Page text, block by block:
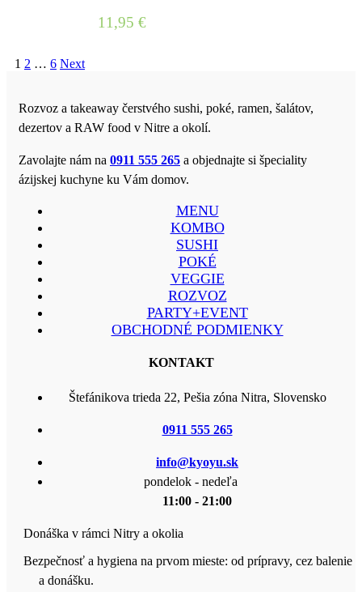
11,95 €
1 2 … 6 Next
Rozvoz a takeaway čerstvého sushi, poké, ramen, šalátov,
dezertov a RAW food v Nitre a okolí.
Zavolajte nám na 0911 555 265 a objednajte si špeciality
ázijskej kuchyne ku Vám domov.
MENU
KOMBO
SUSHI
POKÉ
VEGGIE
ROZVOZ
PARTY+EVENT
OBCHODNÉ PODMIENKY
KONTAKT
Štefánikova trieda 22, Pešia zóna Nitra, Slovensko
0911 555 265
info@kyoyu.sk
pondelok - nedeľa
11:00 - 21:00
Donáška v rámci Nitry a okolia
Bezpečnosť a hygiena na prvom mieste: od prípravy, cez balenie
a donášku.